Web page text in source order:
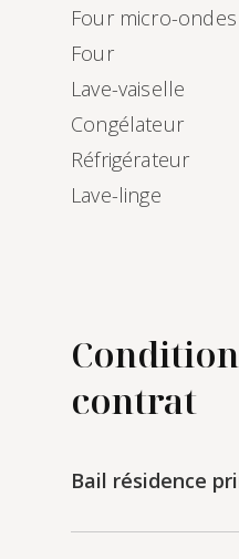
Four micro-ondes
Four
Lave-vaiselle
Congélateur
Réfrigérateur
Lave-linge
contrat
Bail résidence